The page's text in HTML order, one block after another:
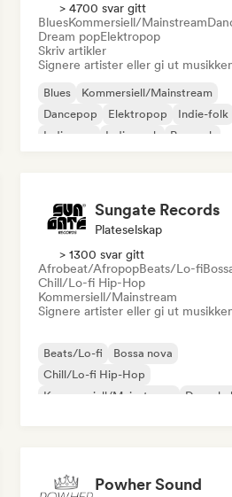
> 4700 svar gitt
BluesKommersiell/Mainstream
Dream popElektropop
Skriv artikler
Signere artister eller gi ut
Blues
Kommersiell/Mainstream
Dancepop
Elektropop
Indie-folk
Indie-pop
Indie-rock Poprock
Sungate Records
Plateselskap
> 1300 svar gitt
Afrobeat/AfropopBeats/Lo-fi
Chill/Lo-fi Hip-Hop
Kommersiell/Mainstream
Signere artister eller gi ut
Beats/Lo-fi
Bossa nova
Chill/Lo-fi Hip-Hop
Kommersiell/Mainstream
Powher Sound